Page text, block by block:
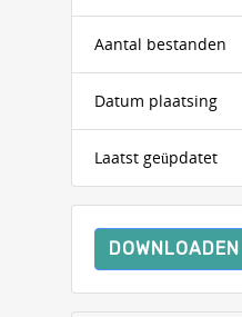
Aantal bestanden
Datum plaatsing
Laatst geüpdatet
DOWNLOADEN